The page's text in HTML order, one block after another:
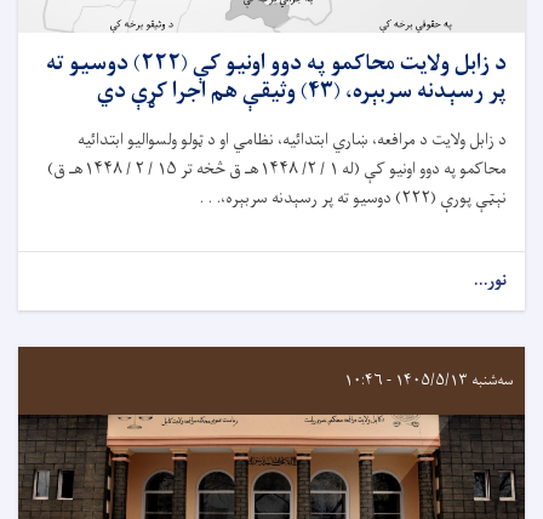
د زابل ولايت محاکمو په دوو اونيو کې (۲۲۲) دوسیو ته
پر رسېدنه سربېره، (۴۳) وثیقې هم اجرا کړې دي
د زابل ولایت د مرافعه، ښاري ابتدائیه، نظامي او د ټولو ولسواليو ابتدائيه
محاکمو په دوو اونيو کې (له ۱ / ۲/ ۱۴۴۸هـ ق څخه تر ۱۵ / ۲ / ۱۴۴۸هـ ق)
نېټې پورې (۲۲۲) دوسيو ته پر رسېدنه سربېره،. . .
نور...
سه‌شنبه ۱۴۰۵/۵/۱۳ - ۱۰:۴۶